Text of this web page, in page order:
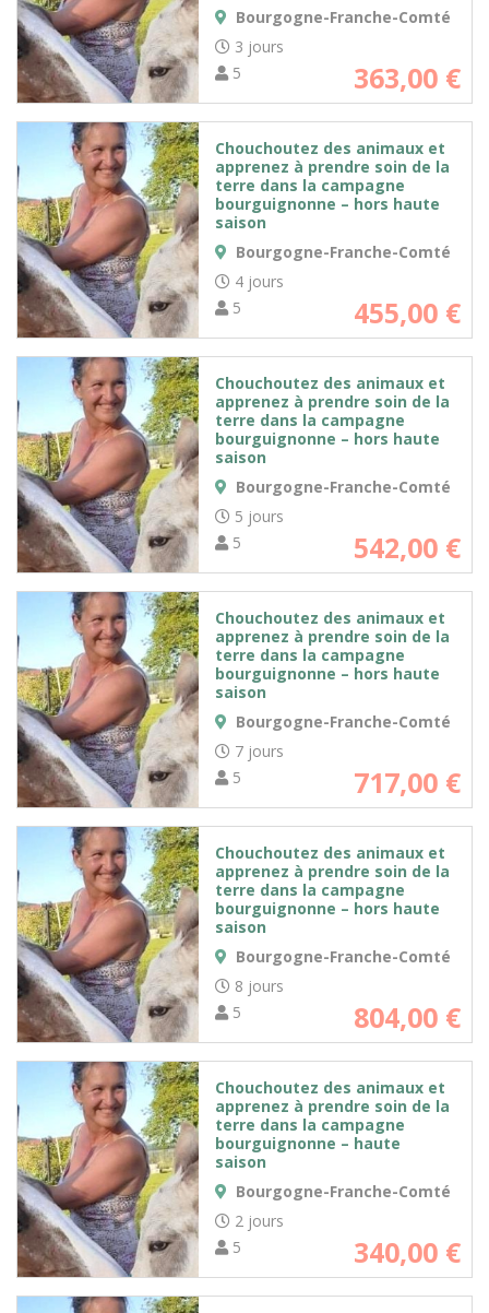
Bourgogne-Franche-Comté
3 jours
5
363,00 €
Chouchoutez des animaux et
apprenez à prendre soin de la
terre dans la campagne
bourguignonne – hors haute
saison
Bourgogne-Franche-Comté
4 jours
5
455,00 €
Chouchoutez des animaux et
apprenez à prendre soin de la
terre dans la campagne
bourguignonne – hors haute
saison
Bourgogne-Franche-Comté
5 jours
5
542,00 €
Chouchoutez des animaux et
apprenez à prendre soin de la
terre dans la campagne
bourguignonne – hors haute
saison
Bourgogne-Franche-Comté
7 jours
5
717,00 €
Chouchoutez des animaux et
apprenez à prendre soin de la
terre dans la campagne
bourguignonne – hors haute
saison
Bourgogne-Franche-Comté
8 jours
5
804,00 €
Chouchoutez des animaux et
apprenez à prendre soin de la
terre dans la campagne
bourguignonne – haute
saison
Bourgogne-Franche-Comté
2 jours
5
340,00 €